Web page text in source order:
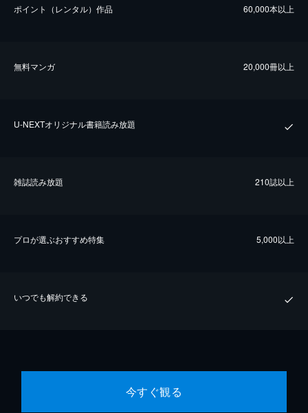
ポイント（レンタル）作品 60,000本以上
無料マンガ 20,000冊以上
U-NEXTオリジナル書籍読み放題
雑誌読み放題 210誌以上
プロが選ぶおすすめ特集 5,000以上
いつでも解約できる
今すぐ観る